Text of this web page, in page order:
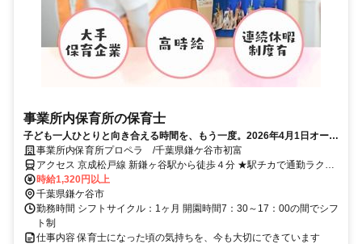
事業所内保育所の保育士
子ども一人ひとりと向き合える時間を、もう一度。2026年4月1日オープ
ン！オープニング保育士大募集！みんな一緒のスタートで安心です♪
事業所内保育所プロペラ /千葉県鎌ケ谷市初富
アクセス 京成松戸線 新鎌ヶ谷駅から徒歩４分 ★駅チカで通勤ラクラ
ク！
時給1,320円以上
千葉県鎌ケ谷市
勤務時間 シフトサイクル：1ヶ月 開園時間7：30～17：00の間でシフ
ト制
仕事内容 保育士になった頃の気持ちを、今も大切にできています